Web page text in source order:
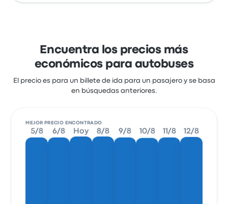
Encuentra los precios más
económicos para autobuses
El precio es para un billete de ida para un pasajero y se basa
en búsquedas anteriores.
MEJOR PRECIO ENCONTRADO
5/8 6/8 Hoy 8/8 9/8 10/8 11/8 12/8